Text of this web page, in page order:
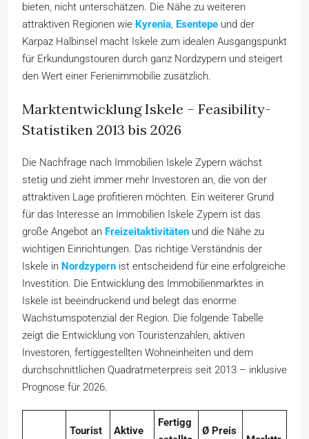
bieten, nicht unterschätzen. Die Nähe zu weiteren
attraktiven Regionen wie Kyrenia, Esentepe und der
Karpaz Halbinsel macht Iskele zum idealen Ausgangspunkt
für Erkundungstouren durch ganz Nordzypern und steigert
den Wert einer Ferienimmobilie zusätzlich.
Marktentwicklung Iskele – Feasibility-
Statistiken 2013 bis 2026
Die Nachfrage nach Immobilien Iskele Zypern wächst
stetig und zieht immer mehr Investoren an, die von der
attraktiven Lage profitieren möchten. Ein weiterer Grund
für das Interesse an Immobilien Iskele Zypern ist das
große Angebot an Freizeitaktivitäten und die Nähe zu
wichtigen Einrichtungen. Das richtige Verständnis der
Iskele in Nordzypern ist entscheidend für eine erfolgreiche
Investition. Die Entwicklung des Immobilienmarktes in
Iskele ist beeindruckend und belegt das enorme
Wachstumspotenzial der Region. Die folgende Tabelle
zeigt die Entwicklung von Touristenzahlen, aktiven
Investoren, fertiggestellten Wohneinheiten und dem
durchschnittlichen Quadratmeterpreis seit 2013 – inklusive
Prognose für 2026.
Tourist Aktive
Fertigg
Ø Preis